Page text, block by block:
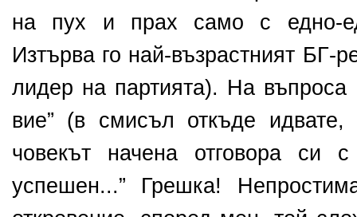
на пух и прах само с едно-
Изтърва го най-възрастният БГ-
лидер на партията). На въпроса
вие” (в смисъл откъде идвате,
човекът начена отговора си
успешен...” Грешка!